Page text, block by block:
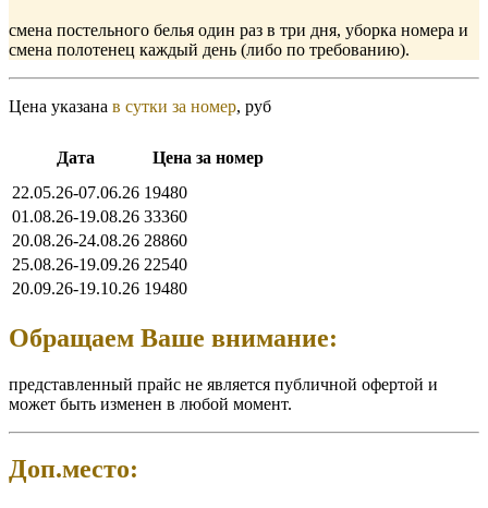
смена постельного белья один раз в три дня, уборка номера и
смена полотенец каждый день (либо по требованию).
Цена указана в сутки за номер, руб
Дата
Цена за номер
22.05.26-07.06.26 19480
01.08.26-19.08.26 33360
20.08.26-24.08.26 28860
25.08.26-19.09.26 22540
20.09.26-19.10.26 19480
Обращаем Ваше внимание:
представленный прайс не является публичной офертой и
может быть изменен в любой момент.
Доп.место: